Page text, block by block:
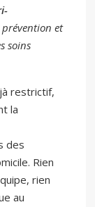
prévention et
soins
restrictif,
la
des
Rien
rien
au